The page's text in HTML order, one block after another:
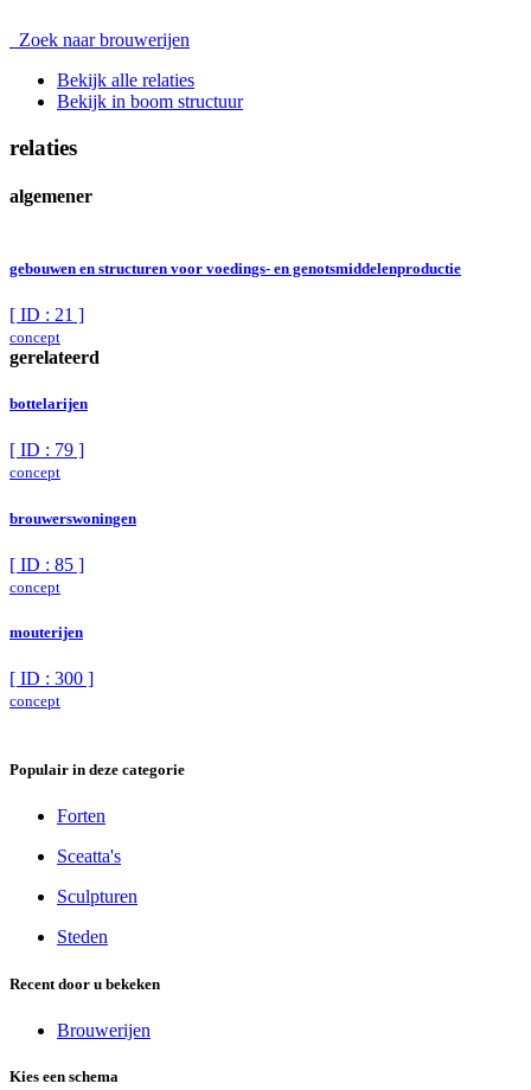
Zoek naar brouwerijen
Bekijk alle relaties
Bekijk in boom structuur
relaties
algemener
gebouwen en structuren voor voedings- en genotsmiddelenproductie
[ ID : 21 ]
concept
gerelateerd
bottelarijen
[ ID : 79 ]
concept
brouwerswoningen
[ ID : 85 ]
concept
mouterijen
[ ID : 300 ]
concept
Populair in deze categorie
Forten
Sceatta's
Sculpturen
Steden
Recent door u bekeken
Brouwerijen
Kies een schema